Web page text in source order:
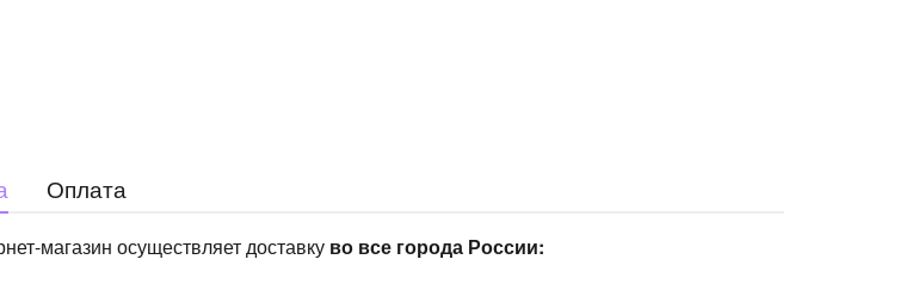
Оплата
магазин осуществляет доставку во все города России: